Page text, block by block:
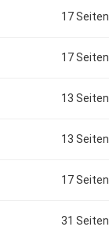
17 Seiten
17 Seiten
13 Seiten
13 Seiten
17 Seiten
31 Seiten